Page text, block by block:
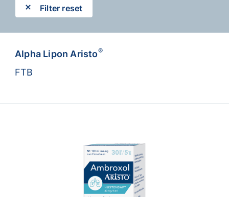
Filter reset
Alpha Lipon Aristo®
FTB